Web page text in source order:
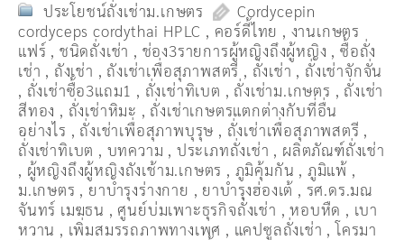
ประโยชน์ถั่งเช่าม.เกษตร
Cordycepin
cordyceps cordythai HPLC , คอร์ดี้ไทย , งานเกษตร
แฟร์ , ชนิดถั่งเช่า , ช่อง3รายการผู้หญิงถึงผู้หญิง ,ซื้อถั่ง
เช่า , ถังเช่า , ถังเช่าเพื่อสุภาพสตรี , ถั่งเช่า , ถั่งเช่าจักจั่น
, ถั่งเช่าซื้อ3แถม1 , ถั่งเช่าทิเบต , ถั่งเช่าม.เกษตร , ถั่งเช่า
สีทอง , ถั่งเช่าหิมะ , ถั่งเช่าเกษตรแตกต่างกับที่อื่น
อย่างไร , ถั่งเช่าเพื่อสุภาพบุรุษ , ถั่งเช่าเพื่อสุภาพสตรี ,
ถั่่งเช่าทิเบต , บทความ , ประเภทถั่งเช่า , ผลิตภัณฑ์ถั่งเช่า
, ผู้หญิงถึงผู้หญิงถังเช้าม.เกษตร , ภูมิคุ้มกัน , ภูมิแพ้ ,
ม.เกษตร , ยาบำรุงร่างกาย , ยาบำรุงฮ่องเต้ , รศ.ดร.มณ
จันทร์ เมฆธน , ศูนย์บ่มเพาะธุรกิจถั่งเช่า ,หอบหืด , เบา
หวาน , เพิ่มสมรรถภาพทางเพศ , แคปซูลถั่งเช่า ,โครมา